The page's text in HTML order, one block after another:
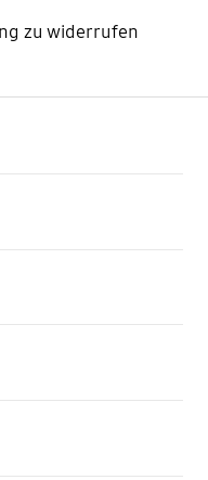
zu widerrufen